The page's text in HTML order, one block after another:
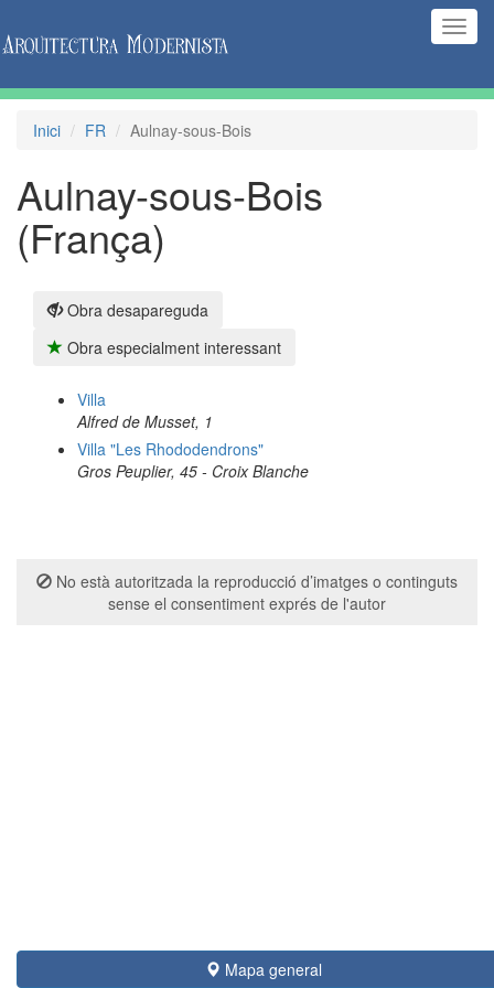
Inici FR Aulnay-sous-Bois
Aulnay-sous-Bois
(França)
Obra desapareguda
Obra especialment interessant
Villa
Alfred de Musset, 1
Villa "Les Rhododendrons"
Gros Peuplier, 45 - Croix Blanche
Mapa general
No està autoritzada la reproducció d’imatges o continguts
sense el consentiment exprés de l'autor